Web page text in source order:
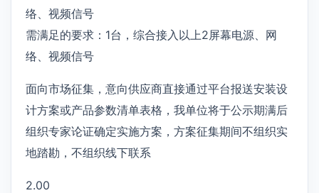
络、视频信号
需满足的要求：1台，综合接入以上2屏幕电源、网
络、视频信号
面向市场征集，意向供应商直接通过平台报送安装设
计方案或产品参数清单表格，我单位将于公示期满后
组织专家论证确定实施方案，方案征集期间不组织实
地踏勘，不组织线下联系
2.00